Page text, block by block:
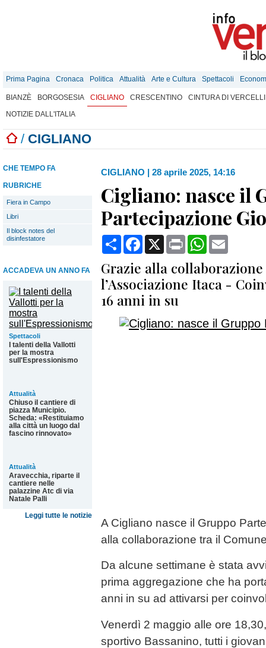
Prima Pagina Cronaca Politica Attualità Arte e Cultura Spettacoli
BIANZÈ BORGOSESIA CIGLIANO CRESCENTINO
CINTURA DI VERCELLI
NOTIZIE DALL'ITALIA
/ CIGLIANO
CHE TEMPO FA
RUBRICHE
Fiera in Campo
Libri
Il block notes del
disinfestatore
ACCADEVA UN ANNO FA
Spettacoli
I talenti della Vallotti
per la mostra
sull'Espressionismo
Attualità
Chiuso il cantiere di
piazza Municipio.
Scheda: «Restituiamo
alla città un luogo dal
fascino rinnovato»
Attualità
Aravecchia, riparte il
cantiere nelle
palazzine Atc di via
Natale Palli
Leggi tutte le notizie
CIGLIANO | 28 aprile 2025, 14:16
Cigliano: nasce il
Partecipazione
CondividiFacebook
X Print WhatsApp
Grazie alla
l’Associazione Itaca -
16 anni in su
A Cigliano nasce il Gruppo
alla collaborazione tra il
Da alcune settimane è stata
prima aggregazione che ha
anni in su ad attivarsi per
Venerdì 2 maggio alle ore
sportivo Bassanino, tutti i